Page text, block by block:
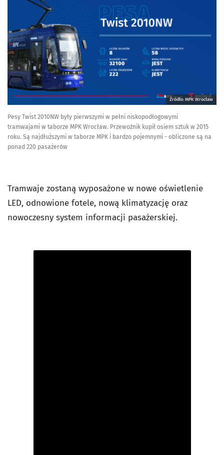
Źródło: MPK Wrocław
Pesy Twist 2010NW były pierwszymi w pełni niskopodłogowymi
tramwajami w taborze MPK Wrocław. Przewoźnik kupił osiem sztuk w 2015
roku. Są najdłuższymi w taborze MPK i bardzo pojemnymi - obliczone są na
ponad 220 pasażerów
Tramwaje zostaną wyposażone w nowe oświetlenie
LED, odnowione fotele, nową klimatyzację oraz
nowoczesny system informacji pasażerskiej.